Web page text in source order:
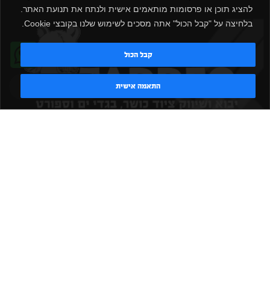
להציג תוכן או פרסומות מותאמים אישית ולנתח את תנועת האתר.
בלחיצה על "קבל הכול" אתה מסכים לשימוש שלנו בקובצי Cookie.
התאמה אישית
קבל הכול